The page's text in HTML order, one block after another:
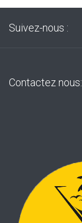
Suivez-nous :
Contactez nous: